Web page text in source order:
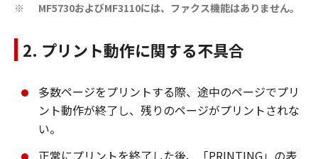
※ MF5730およびMF3110には、ファクス機能はありません。
2. プリント動作に関する不具合
多数ページをプリントする際、途中のページでプリ
ント動作が終了し、残りのページがプリントされな
い。
正常にプリントを終了した後、「PRINTING」の表